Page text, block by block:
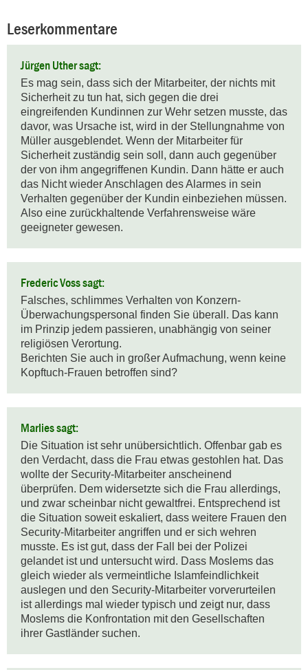
Leserkommentare
Jürgen Uther sagt:
Es mag sein, dass sich der Mitarbeiter, der nichts mit
Sicherheit zu tun hat, sich gegen die drei
eingreifenden Kundinnen zur Wehr setzen musste, das
davor, was Ursache ist, wird in der Stellungnahme von
Müller ausgeblendet. Wenn der Mitarbeiter für
Sicherheit zuständig sein soll, dann auch gegenüber
der von ihm angegriffenen Kundin. Dann hätte er auch
das Nicht wieder Anschlagen des Alarmes in sein
Verhalten gegenüber der Kundin einbeziehen müssen.
Also eine zurückhaltende Verfahrensweise wäre
geeigneter gewesen.
Frederic Voss sagt:
Falsches, schlimmes Verhalten von Konzern-
Überwachungspersonal finden Sie überall. Das kann
im Prinzip jedem passieren, unabhängig von seiner
religiösen Verortung.
Berichten Sie auch in großer Aufmachung, wenn keine
Kopftuch-Frauen betroffen sind?
Marlies sagt:
Die Situation ist sehr unübersichtlich. Offenbar gab es
den Verdacht, dass die Frau etwas gestohlen hat. Das
wollte der Security-Mitarbeiter anscheinend
überprüfen. Dem widersetzte sich die Frau allerdings,
und zwar scheinbar nicht gewaltfrei. Entsprechend ist
die Situation soweit eskaliert, dass weitere Frauen den
Security-Mitarbeiter angriffen und er sich wehren
musste. Es ist gut, dass der Fall bei der Polizei
gelandet ist und untersucht wird. Dass Moslems das
gleich wieder als vermeintliche Islamfeindlichkeit
auslegen und den Security-Mitarbeiter vorverurteilen
ist allerdings mal wieder typisch und zeigt nur, dass
Moslems die Konfrontation mit den Gesellschaften
ihrer Gastländer suchen.